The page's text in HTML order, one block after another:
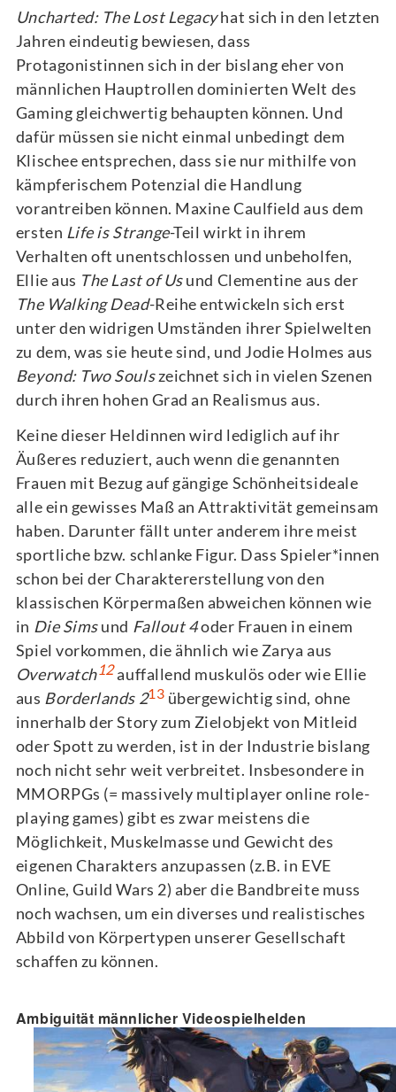
Uncharted: The Lost Legacyhat sich in den letzten
Jahren eindeutig bewiesen, dass
Protagonistinnen sich in der bislang eher von
männlichen Hauptrollen dominierten Welt des
Gaming gleichwertig behaupten können. Und
dafür müssen sie nicht einmal unbedingt dem
Klischee entsprechen, dass sie nur mithilfe von
kämpferischem Potenzial die Handlung
vorantreiben können. Maxine Caulfield aus dem
ersten Life is Strange-Teil wirkt in ihrem
Verhalten oft unentschlossen und unbeholfen,
Ellie aus The Last of Usund Clementine aus der
The Walking Dead-Reihe entwickeln sich erst
unter den widrigen Umständen ihrer Spielwelten
zu dem, was sie heute sind, und Jodie Holmes aus
Beyond: Two Soulszeichnet sich in vielen Szenen
durch ihren hohen Grad an Realismus aus.
Keine dieser Heldinnen wird lediglich auf ihr
Äußeres reduziert, auch wenn die genannten
Frauen mit Bezug auf gängige Schönheitsideale
alle ein gewisses Maß an Attraktivität gemeinsam
haben. Darunter fällt unter anderem ihre meist
sportliche bzw. schlanke Figur. Dass Spieler*innen
schon bei der Charaktererstellung von den
klassischen Körpermaßen abweichen können wie
in Die Simsund Fallout 4oder Frauen in einem
Spiel vorkommen, die ähnlich wie Zarya aus
Overwatch12auffallend muskulös oder wie Ellie
aus Borderlands 213 übergewichtig sind, ohne
innerhalb der Story zum Zielobjekt von Mitleid
oder Spott zu werden, ist in der Industrie bislang
noch nicht sehr weit verbreitet. Insbesondere in
MMORPGs (= massively multiplayer online role-
playing games) gibt es zwar meistens die
Möglichkeit, Muskelmasse und Gewicht des
eigenen Charakters anzupassen (z.B. in EVE
Online, Guild Wars 2) aber die Bandbreite muss
noch wachsen, um ein diverses und realistisches
Abbild von Körpertypen unserer Gesellschaft
schaffen zu können.
Ambiguität männlicher Videospielhelden